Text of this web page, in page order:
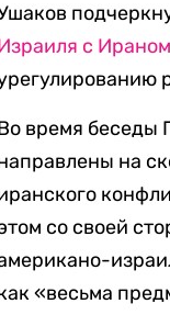
с Ираном
время беседы
на
со своей
«весьма